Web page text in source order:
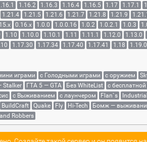
1.16.2 1.16.3 1.16.4 1.16.5 1.17 1.17.1
1.21.4 1.21.5 1.21.6 1.21.7 1.21.8 1.21.9
0.16.x 1.0.0 1.0.0.16 1.0.2 1.0.2.1 1.0.3
1.10 1.10.0 1.10.1 1.11 1.11.1 1.12.0 1.13.0
1.17.30 1.17.34 1.17.40 1.17.41 1.18 1.19.0
играми с Голодными играми с оружием
Stalker ГТА 5 — GTA Без WhiteList с
с Выживанием с лаунчером Flan`s
BuildCraft Quake Fly Hi-Tech Бомж —
Robbers